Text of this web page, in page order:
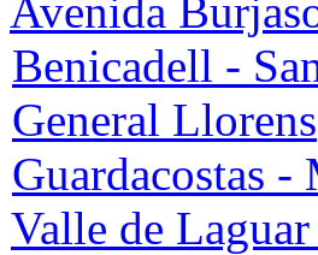
Avenida
Benicadell -
General Llorens
Guardacostas -
Valle de